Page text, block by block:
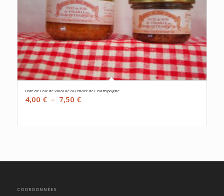
Pâté de Foie de Volaille au marc de Champagne
4,00 € – 7,50 €Plage
COORDONNÉES